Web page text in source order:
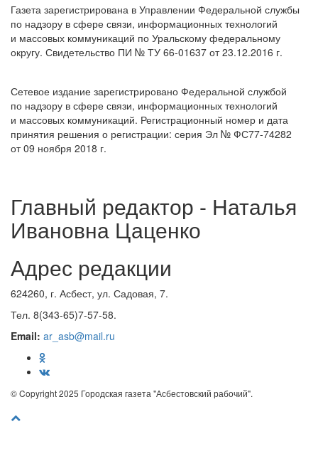
Газета зарегистрирована в Управлении Федеральной службы
по надзору в сфере связи, информационных технологий
и массовых коммуникаций по Уральскому федеральному
округу. Свидетельство ПИ № ТУ 66-01637 от 23.12.2016 г.
Сетевое издание зарегистрировано Федеральной службой
по надзору в сфере связи, информационных технологий
и массовых коммуникаций. Регистрационный номер и дата
принятия решения о регистрации: серия Эл № ФС77-74282
от 09 ноября 2018 г.
Главный редактор - Наталья
Ивановна Цаценко
Адрес редакции
624260, г. Асбест, ул. Садовая, 7.
Тел. 8(343-65)7-57-58.
Email: ar_asb@mail.ru
© Copyright 2025 Городская газета "Асбестовский рабочий".